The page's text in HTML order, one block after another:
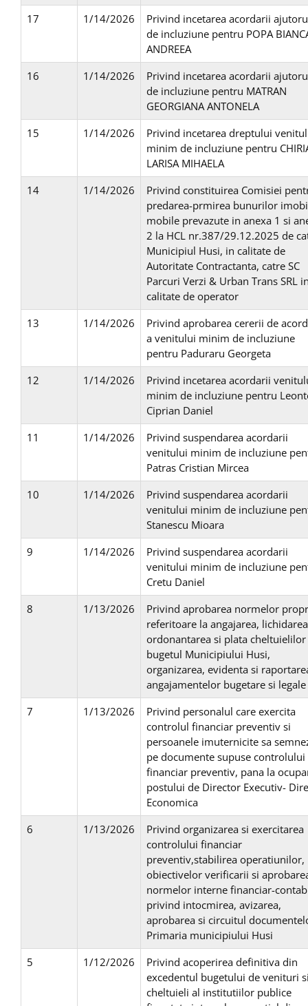
17
1/14/2026
Privind incetarea acordarii
de incluziune pentru POPA
ANDREEA
16
1/14/2026
Privind incetarea acordarii
de incluziune pentru MATRAN
GEORGIANA ANTONELA
15
1/14/2026
Privind incetarea dreptului
minim de incluziune pentru
LARISA MIHAELA
14
1/14/2026
Privind constituirea Comisiei
predarea-prmirea bunurilor
mobile prevazute in anexa 1 si
2 la HCL nr.387/29.12.2025 de
Municipiul Husi, in calitate de
Autoritate Contractanta, catre SC
Parcuri Verzi & Urban Trans SRL
calitate de operator
13
1/14/2026
Privind aprobarea cererii de
a venitului minim de incluziune
pentru Paduraru Georgeta
12
1/14/2026
Privind incetarea acordarii
minim de incluziune pentru
Ciprian Daniel
11
1/14/2026
Privind suspendarea acordarii
venitului minim de incluziune
Patras Cristian Mircea
10
1/14/2026
Privind suspendarea acordarii
venitului minim de incluziune
Stanescu Mioara
9
1/14/2026
Privind suspendarea acordarii
venitului minim de incluziune
Cretu Daniel
8
1/13/2026
Privind aprobarea normelor
referitoare la angajarea,
ordonantarea si plata
bugetul Municipiului Husi,
organizarea, evidenta si
angajamentelor bugetare si legale
7
1/13/2026
Privind personalul care exercita
controlul financiar preventiv si
persoanele imuternicite sa
pe documente supuse controlului
financiar preventiv, pana la
postului de Director Executiv-
Economica
6
1/13/2026
Privind organizarea si exercitarea
controlului financiar
preventiv,stabilirea operatiunilor,
obiectivelor verificarii si
normelor interne financiar-
privind intocmirea, avizarea,
aprobarea si circuitul
Primaria municipiului Husi
5
1/12/2026
Privind acoperirea definitiva din
excedentul bugetului de venituri
cheltuieli al institutiilor publice